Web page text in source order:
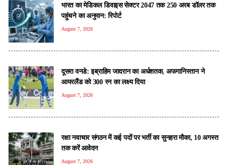
भारत का मेडिकल डिवाइस सेक्टर 2047 तक 250 अरब डॉलर तक
पहुंचने का अनुमान: रिपोर्ट
August 7, 2026
दूसरा वनडे: इब्राहिम जादरान का अर्धशतक, अफगानिस्तान ने
आयरलैंड को 300 रन का लक्ष्य दिया
August 7, 2026
रक्षा नवाचार संगठन में कई पदों पर भर्ती का सुनहरा मौका, 10 अगस्त
तक करें आवेदन
August 7, 2026